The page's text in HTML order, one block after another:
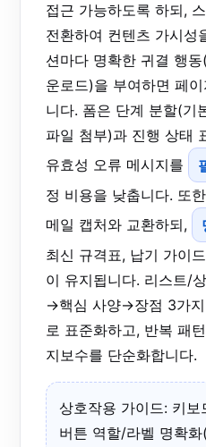
접근 가능하도록 하되,
전환하여 컨텐츠 가시성
션마다 명확한 귀결 행
운로드)을 부여하면 페
니다. 폼은 단계 분할(
파일 첨부)과 진행 상태
유효성 오류 메시지를
정 비용을 낮춥니다. 또
메일 캡처와 교환하되,
최신 규격표, 납기 가이
이 유지됩니다. 리스트/
→핵심 사양→장점 3가
로 표준화하고, 반복 패
지보수를 단순화합니다.
상호작용 가이드: 키
버튼 역할/라벨 명확